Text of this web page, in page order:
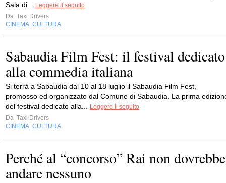
Sala di...
Leggere il seguito
Da Taxi Drivers
CINEMA CULTURA
Sabaudia Film Fest: il festival dedicato
alla commedia italiana
Si terrà a Sabaudia dal 10 al 18 luglio il Sabaudia Film Fest,
promosso ed organizzato dal Comune di Sabaudia. La prima
del festival dedicato alla...
Leggere il seguito
Da Taxi Drivers
CINEMA CULTURA
Perché al “concorso” Rai non dovrebbe
andare nessuno